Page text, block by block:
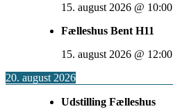
15. august 2026 @ 10:00
Fælleshus Bent H11
15. august 2026 @ 12:00
20. august 2026
Udstilling Fælleshus